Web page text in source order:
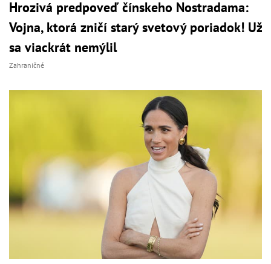
Hrozivá predpoveď čínskeho Nostradama:
Vojna, ktorá zničí starý svetový poriadok! Už
sa viackrát nemýlil
Zahraničné